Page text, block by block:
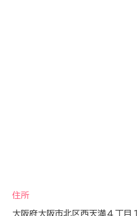
住所
大阪府大阪市北区西天満４丁目